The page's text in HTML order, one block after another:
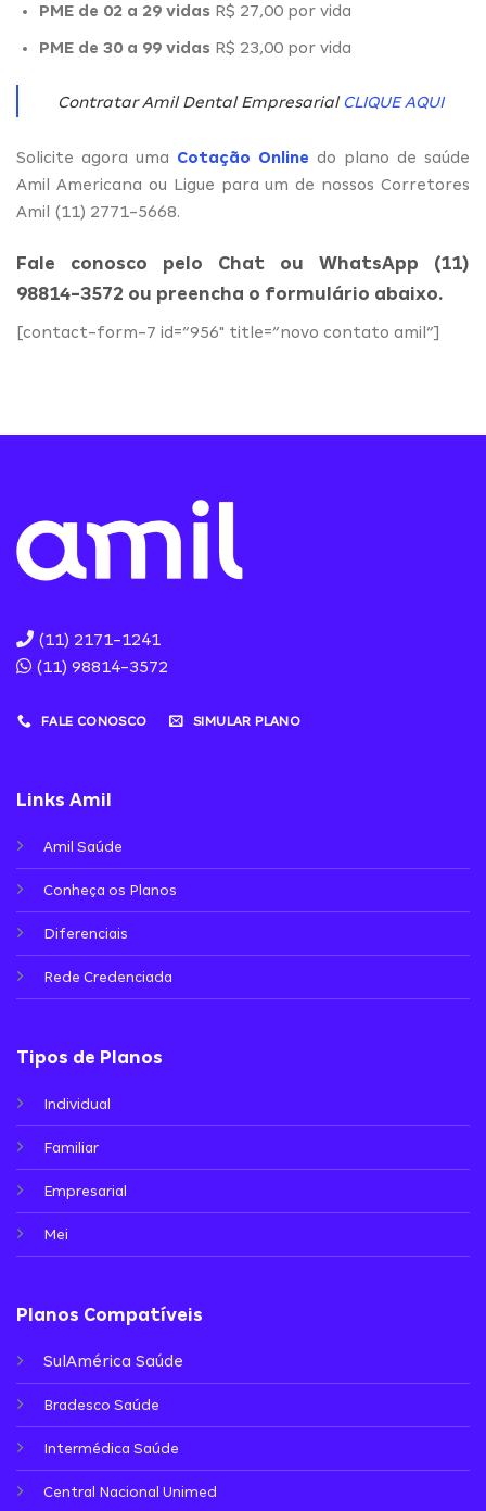
PME de 02 a 29 vidas R$ 27,00 por vida
PME de 30 a 99 vidas R$ 23,00 por vida
Contratar Amil Dental EmpresarialCLIQUE AQUI
Solicite agora uma Cotação Online do plano de saúde
Amil Americana ou Ligue para um de nossos Corretores
Amil (11) 2771-5668.
Fale conosco pelo Chat ou WhatsApp (11)
98814-3572 ou preencha o formulário abaixo.
[contact-form-7 id=”956″ title=”novo contato amil”]
(11) 2171-1241
(11) 98814-3572
FALE CONOSCO SIMULAR PLANO
Links Amil
Amil Saúde
Conheça os Planos
Diferenciais
Rede Credenciada
Tipos de Planos
Individual
Familiar
Empresarial
Mei
Planos Compatíveis
SulAmérica Saúde
Bradesco Saúde
Intermédica Saúde
Central Nacional Unimed